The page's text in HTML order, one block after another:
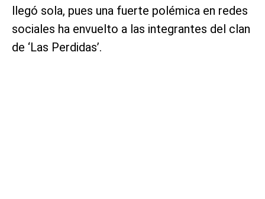
llegó sola, pues una fuerte polémica en redes
sociales ha envuelto a las integrantes del clan
de ‘Las Perdidas’.